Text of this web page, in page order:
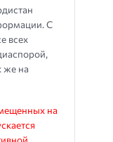
С
всех
же на
на